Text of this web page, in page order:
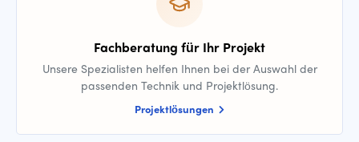
Fachberatung für Ihr Projekt
Unsere Spezialisten helfen Ihnen bei der Auswahl der
passenden Technik und Projektlösung.
Projektlösungen